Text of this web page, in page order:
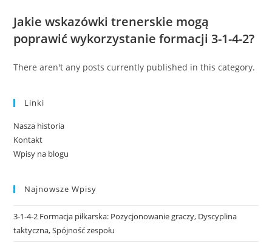
Jakie wskazówki trenerskie mogą
poprawić wykorzystanie formacji 3-1-4-2?
There aren't any posts currently published in this category.
Linki
Nasza historia
Kontakt
Wpisy na blogu
Najnowsze Wpisy
3-1-4-2 Formacja piłkarska: Pozycjonowanie graczy, Dyscyplina
taktyczna, Spójność zespołu